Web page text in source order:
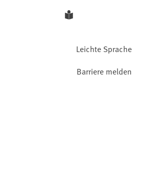
Leichte Sprache
Barriere melden